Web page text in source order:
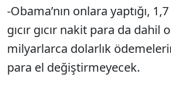
-Obama’nın onlara yaptığı,
gıcır gıcır nakit para da dahil
milyarlarca dolarlık
para el değiştirmeyecek.